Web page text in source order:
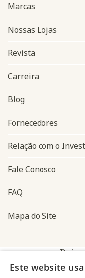
Navegação do rodapé
Marcas
Nossas Lojas
Revista
Carreira
Blog
Fornecedores
Relação com o
Fale Conosco
FAQ
Mapa do Site
Este website